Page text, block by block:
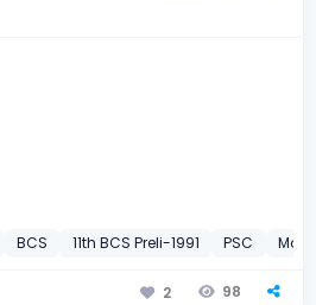
BCS 11th BCS Preli-1991 PSC
2 98